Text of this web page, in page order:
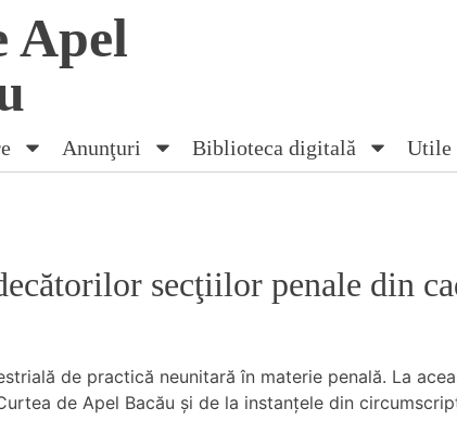
Apel
Anunţuri Biblioteca digitală Utile
secţiilor penale din
de practică neunitară în materie penală. La
de Apel Bacău şi de la instanţele din